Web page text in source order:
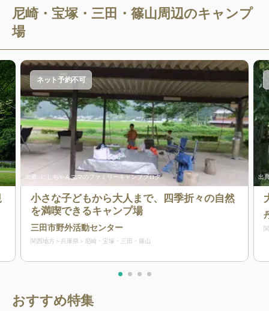
尼崎・宝塚・三田・篠山周辺のキャンプ
場
出典: にしちゃんママのファミリーキャンプブログ
ネット予約不可
小さな子どもから大人まで、四季折々の自然
を満喫できるキャンプ場
三田市野外活動センター
関西地方 兵庫県 尼崎・宝塚・三田・篠山
出
おすすめ特集